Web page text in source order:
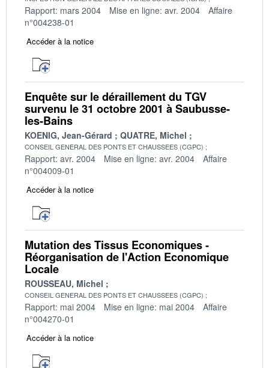
Rapport: mars 2004 Mise en ligne: avr. 2004
Affaire
n°004238-01
Accéder à la notice
Enquête sur le déraillement du TGV
survenu le 31 octobre 2001 à Saubusse-
les-Bains
KOENIG, Jean-Gérard QUATRE, Michel
CONSEIL GENERAL DES PONTS ET CHAUSSEES (CGPC)
Rapport: avr. 2004 Mise en ligne: avr. 2004
Affaire
n°004009-01
Accéder à la notice
Mutation des Tissus Economiques -
Réorganisation de l'Action Economique
Locale
ROUSSEAU, Michel
CONSEIL GENERAL DES PONTS ET CHAUSSEES (CGPC)
Rapport: mai 2004 Mise en ligne: mai 2004
Affaire
n°004270-01
Accéder à la notice